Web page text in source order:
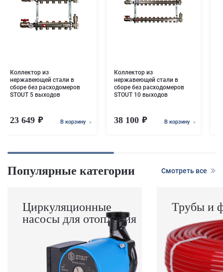
Коллектор из
нержавеющей стали в
сборе без расходомеров
STOUT 5 выходов
23 649 В корзину
Коллектор из
нержавеющей стали в
сборе без расходомеров
STOUT 10 выходов
38 100 В корзину
Популярные категории Смотреть все
Циркуляционные
насосы для отопления
Трубы и